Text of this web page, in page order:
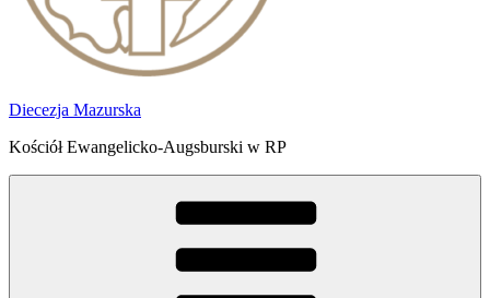
Diecezja Mazurska
Kościół Ewangelicko-Augsburski w RP